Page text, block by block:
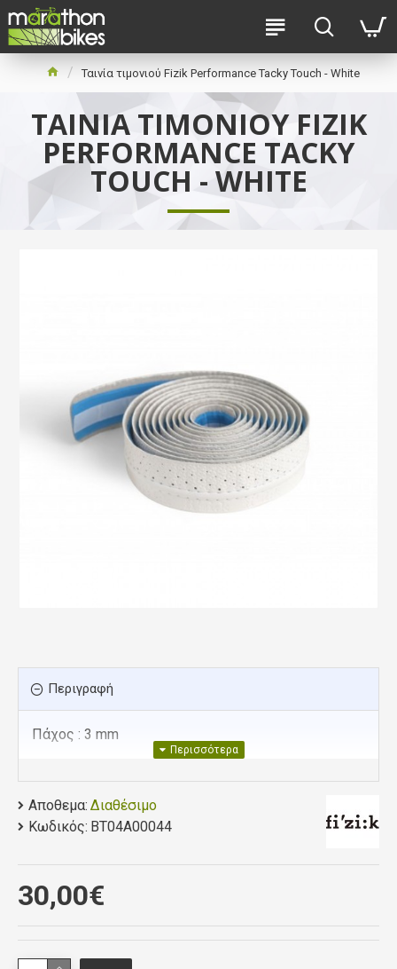
Ταινία τιμονιού Fizik Performance Tacky Touch - White
ΤΑΙΝΊΑ ΤΙΜΟΝΙΟΎ FIZIK
PERFORMANCE TACKY
TOUCH - WHITE
Περιγραφή
Πάχος : 3 mm
Αποθεμα: Διαθέσιμο
Κωδικός: BT04A00044
30,00€